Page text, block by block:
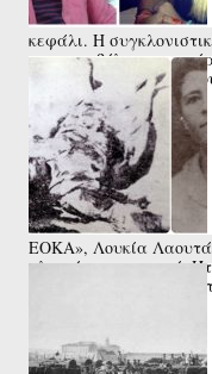
κεφάλι. Η
την πυροβόλησε ο
εν διαστάσει σύζυγό
ΕΟΚΑ», Λουκία
πλατεία του χωριού.
παιδί της. Το